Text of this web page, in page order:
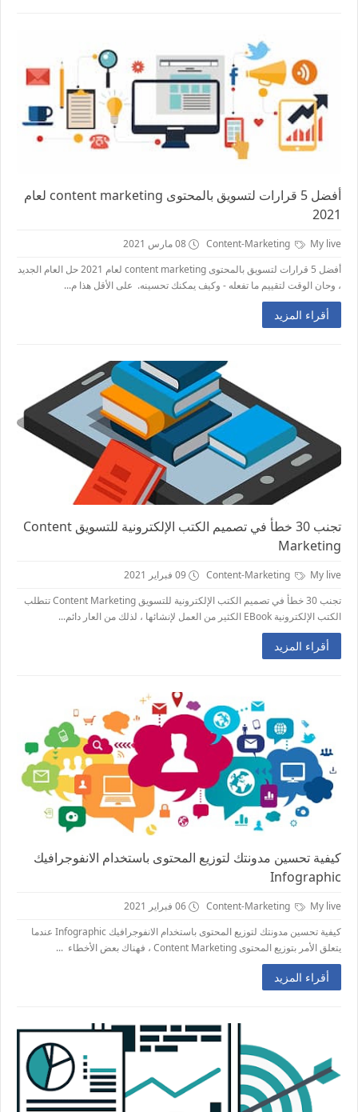
أفضل 5 قرارات لتسويق بالمحتوى content marketing لعام
2021
My live
08 مارس 2021
أفضل 5 قرارات لتسويق بالمحتوى content marketing لعام 2021 حل العام الجديد
، وحان الوقت لتقييم ما تفعله - وكيف يمكنك تحسينه. على الأقل هذا م...
أقراء المزيد
تجنب 30 خطأ في تصميم الكتب الإلكترونية للتسويق Content
Marketing
My live
09 فبراير 2021
تجنب 30 خطأ في تصميم الكتب الإلكترونية للتسويق Content Marketing تتطلب
الكتب الإلكترونية EBook الكثير من العمل لإنشائها ، لذلك من العار دائم...
أقراء المزيد
كيفية تحسين مدونتك لتوزيع المحتوى باستخدام الانفوجرافيك
Infographic
My live
06 فبراير 2021
كيفية تحسين مدونتك لتوزيع المحتوى باستخدام الانفوجرافيك Infographic عندما
يتعلق الأمر بتوزيع المحتوى Content Marketing ، فهناك بعض الأخطاء ...
أقراء المزيد